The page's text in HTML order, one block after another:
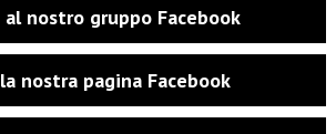
nostro gruppo Facebook
nostra pagina Facebook